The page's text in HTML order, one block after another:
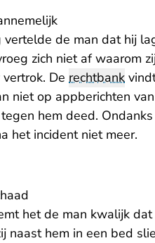
de man dat hij
zich niet af waarom
De rechtbank
niet op appberichten
hem deed.
het incident niet meer.
het de man kwalijk
naast hem in een bed